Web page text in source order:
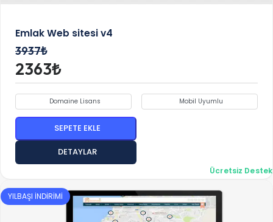
Emlak Web sitesi v4
3937₺
2363₺
Ücretsiz Destek
Domaine Lisans Mobil Uyumlu
SEPETE EKLE
DETAYLAR
YILBAŞI İNDİRİMİ